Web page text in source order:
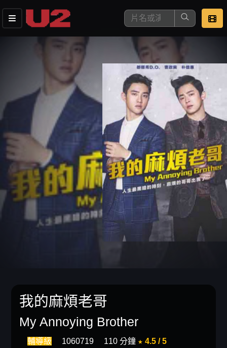
這是您本次要看的影片
去敲定看片時間
我的麻煩老哥
My Annoying Brother
輔導級 1060719 110 分鐘 ★ 4.5 / 5